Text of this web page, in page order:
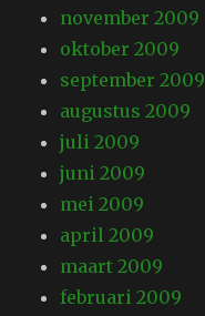
november 2009
oktober 2009
september 2009
augustus 2009
juli 2009
juni 2009
mei 2009
april 2009
maart 2009
februari 2009